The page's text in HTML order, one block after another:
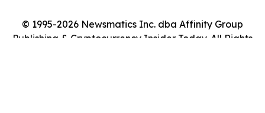
© 1995-2026 Newsmatics Inc. dba Affinity Group
Publishing & Cryptocurrency Insider Today. All Rights